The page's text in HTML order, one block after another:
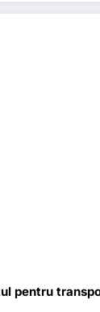
pentru